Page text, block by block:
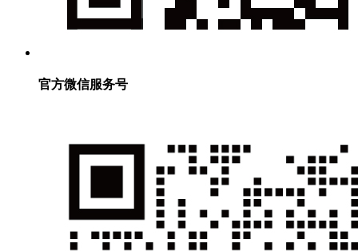
官方微信服务号